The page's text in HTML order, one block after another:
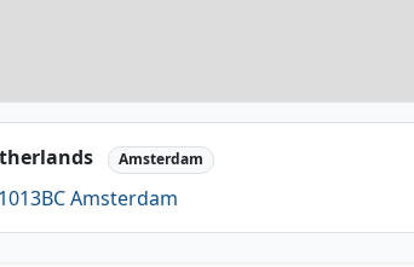
Amsterdam
Amsterdam